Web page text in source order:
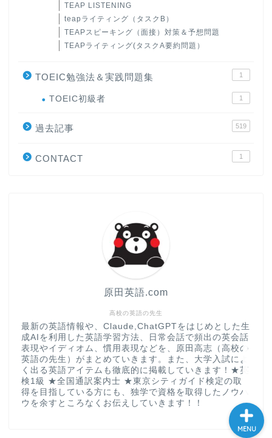
TEAP LISTENING
teapライティング（タスクB）
TEAPスピーキング（面接）対策＆予想問題
TEAPライティング(タスクA要約問題）
TOEIC勉強法＆実践問題集 1
TOEIC初級者 1
過去記事 519
CONTACT 1
高校の英語の先生
原田英語.com
最新の英語情報や、Claude,ChatGPTをはじめとした生
成AIを利用した英語学習方法、日常会話で頻出の英会話
表現やイディオム、慣用表現などを、原田高志（高校の
英語の先生）がまとめていきます。また、大学入試によ
く出る英語アイテムも徹底的に掲載していきます！★英
検1級 ★全国通訳案内士 ★東京シティガイド検定の取
得を目指している方にも、独学で資格を取得したノウハ
ウを余すところなくお伝えしていきます！！
MENU
大学入試英語対策講座
英語名言・格言・カッコい
い英語＆素敵な英文フレー
CONTACT